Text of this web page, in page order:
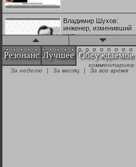
Владимир Шухов:
инженер, изменивший
мир
"Аркадий Коц" на
эгалите-фесте "Не
Резонанс Лучшее Обсуждаемое
комментариев:
За неделю
| За месяц | За все время